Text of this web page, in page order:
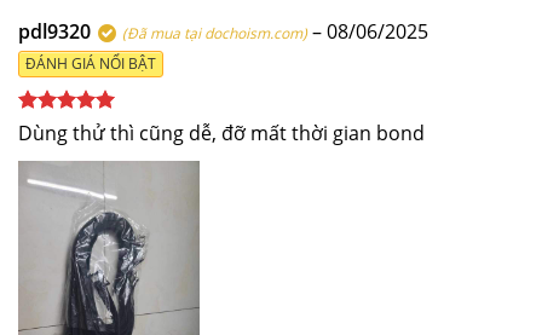
pdl9320 (Đã mua tại dochoism.com) –08/06/2025
ĐÁNH GIÁ NỔI BẬT
Được xếp
hạng5
sao
Dùng thử thì cũng dễ, đỡ mất thời gian bond